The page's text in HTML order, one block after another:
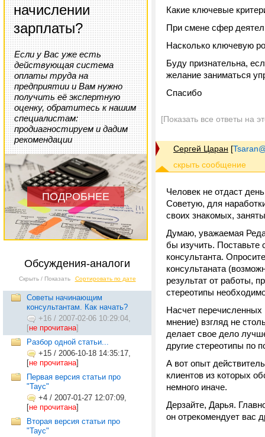
начислении
зарплаты?
Если у Вас уже есть
действующая система
оплаты труда на
предприятии и Вам нужно
получить её экспертную
оценку, обратитесь к нашим
специалистам:
продиагностируем и дадим
рекомендации
ПОДРОБНЕЕ
Обсуждения-аналоги
Скрыть / Показать Сортировать по дате
Советы начинающим
консультантам. Как начать?
+16 / 2007-02-06 10:29:04,
[не прочитана]
Разбор одной статьи...
+15 / 2006-10-18 14:35:17,
[не прочитана]
Первая версия статьи про
"Таус"
+4 / 2007-01-27 12:07:09,
[не прочитана]
Вторая версия статьи про
"Таус"
Какие ключевые
При смене сфер
Насколько ключевую
Буду признательна,
желание заниматься
Спасибо
[Показать все ответы на
Сергей Царан [
Человек не отдаст
Советую, для
своих знакомых,
Думаю, уважаемая
бы изучить. Поставьте
консультанта.
консультаната
результат от работы,
стереотипы
Насчет
мнение) взгляд не
делает свое дело
другие стереотипы по
А вот опыт
клиентов из которых
немного иначе.
Дерзайте, Дарья.
он отрекомендует вас